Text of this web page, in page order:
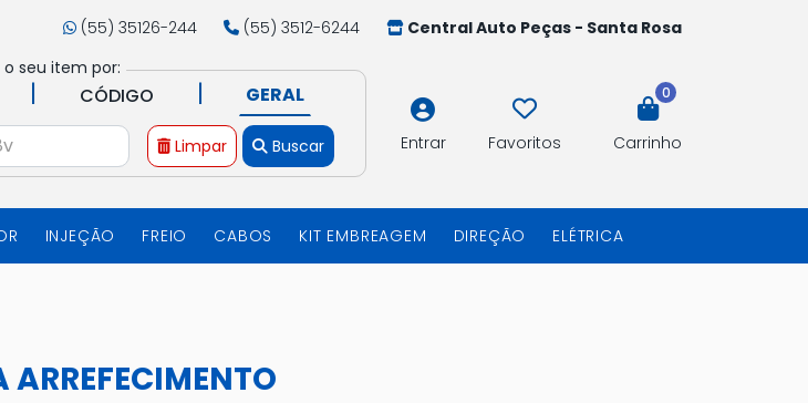
(55) 35126-244 (55) 3512-6244
Central Auto Peças - Santa Rosa
o seu item por:
| CÓDIGO | GERAL
Limpar Buscar Entrar Favoritos
0
Carrinho
INJEÇÃO FREIO CABOS KIT EMBREAGEM DIREÇÃO ELÉTRICA
ARREFECIMENTO